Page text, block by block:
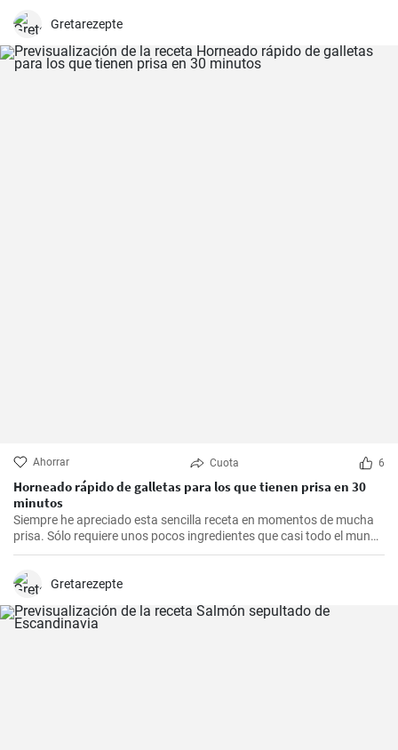
Gretarezepte
Ahorrar Cuota 6
Horneado rápido de galletas para los que tienen prisa en 30
minutos
Siempre he apreciado esta sencilla receta en momentos de mucha
prisa. Sólo requiere unos pocos ingredientes que casi todo el mundo
tiene en casa, y en apenas 30 minutos puedes estar disfrutando de
sabor dulce, siempre eran un éxito para las visitas improvisadas y
Gretarezepte